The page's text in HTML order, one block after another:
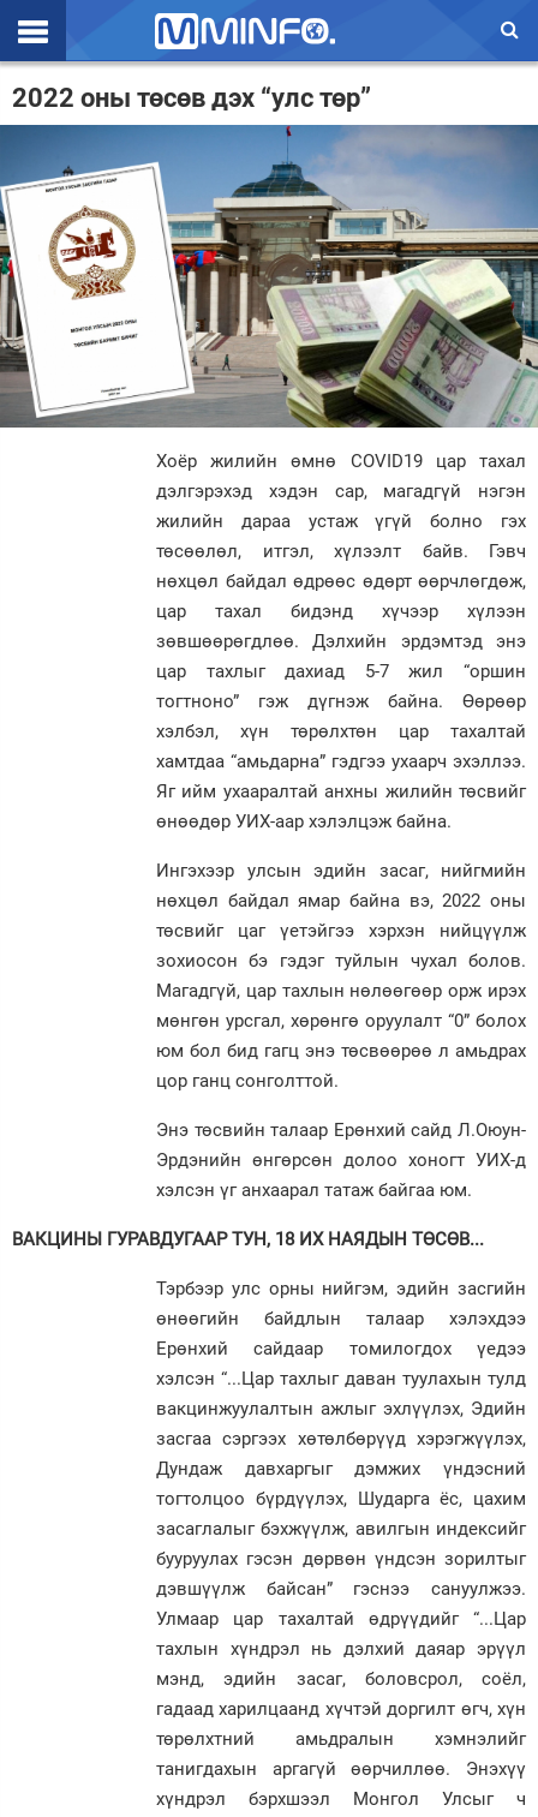
Эхлэл
Валют ханш
Улс төр
Эдийн засаг
Үзэл бодол
Спорт
Нийгэм
2022 оны төсөв дэх “улс төр”
Хоёр жилийн өмнө COVID19 цар тахал
дэлгэрэхэд хэдэн сар, магадгүй нэгэн
жилийн дараа устаж үгүй болно гэх
төсөөлөл, итгэл, хүлээлт байв. Гэвч
нөхцөл байдал өдрөөс өдөрт өөрчлөгдөж,
цар тахал бидэнд хүчээр хүлээн
зөвшөөрөгдлөө. Дэлхийн эрдэмтэд энэ
цар тахлыг дахиад 5-7 жил “оршин
тогтноно” гэж дүгнэж байна. Өөрөөр
хэлбэл, хүн төрөлхтөн цар тахалтай
хамтдаа “амьдарна” гэдгээ ухаарч эхэллээ.
Яг ийм ухааралтай анхны жилийн төсвийг
өнөөдөр УИХ-аар хэлэлцэж байна.
Ингэхээр улсын эдийн засаг, нийгмийн
нөхцөл байдал ямар байна вэ, 2022 оны
төсвийг цаг үетэйгээ хэрхэн нийцүүлж
зохиосон бэ гэдэг туйлын чухал болов.
Магадгүй, цар тахлын нөлөөгөөр орж ирэх
мөнгөн урсгал, хөрөнгө оруулалт “0” болох
юм бол бид гагц энэ төсвөөрөө л амьдрах
цор ганц сонголттой.
Энэ төсвийн талаар Ерөнхий сайд Л.Оюун-
Эрдэнийн өнгөрсөн долоо хоногт УИХ-д
хэлсэн үг анхаарал татаж байгаа юм.
ВАКЦИНЫ ГУРАВДУГААР ТУН, 18 ИХ НАЯДЫН ТӨСӨВ...
Тэрбээр улс орны нийгэм, эдийн засгийн
өнөөгийн байдлын талаар хэлэхдээ
Ерөнхий сайдаар томилогдох үедээ
хэлсэн “...Цар тахлыг даван туулахын тулд
вакцинжуулалтын ажлыг эхлүүлэх, Эдийн
засгаа сэргээх хөтөлбөрүүд хэрэгжүүлэх,
Дундаж давхаргыг дэмжих үндэсний
тогтолцоо бүрдүүлэх, Шударга ёс, цахим
засаглалыг бэхжүүлж, авилгын индексийг
бууруулах гэсэн дөрвөн үндсэн зорилтыг
дэвшүүлж байсан” гэснээ сануулжээ.
Улмаар цар тахалтай өдрүүдийг “...Цар
тахлын хүндрэл нь дэлхий даяар эрүүл
мэнд, эдийн засаг, боловсрол, соёл,
гадаад харилцаанд хүчтэй доргилт өгч, хүн
төрөлхтний амьдралын хэмнэлийг
танигдахын аргагүй өөрчиллөө. Энэхүү
хүндрэл бэрхшээл Монгол Улсыг ч